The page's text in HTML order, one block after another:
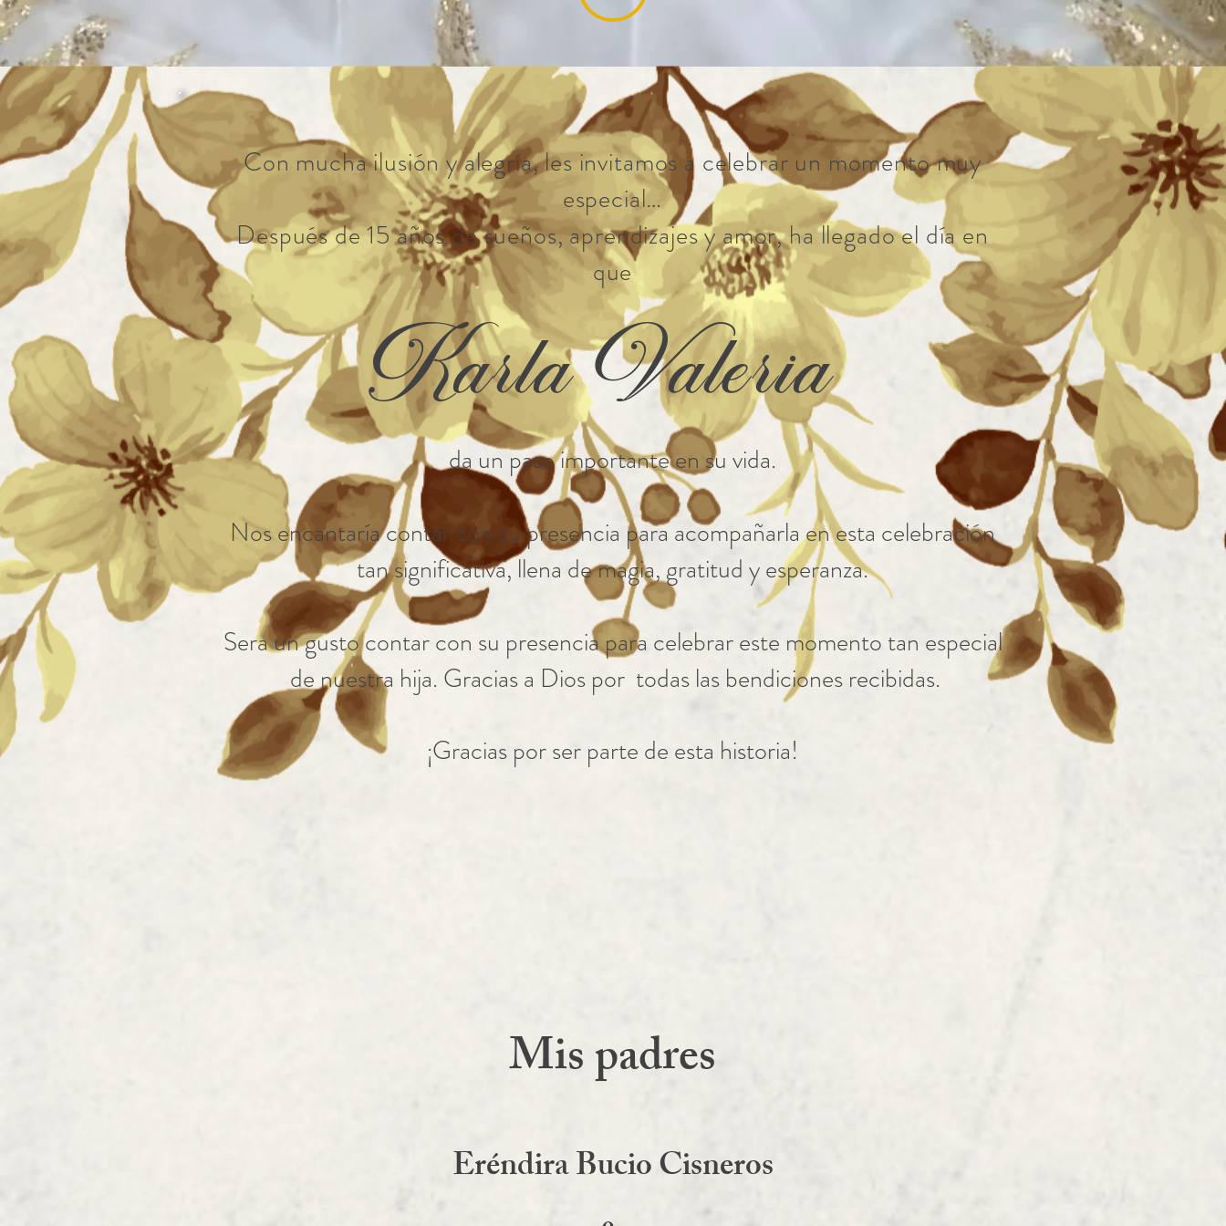
Con mucha ilusión y alegría, les invitamos a celebrar un momento muy
especial…
Después de 15 años de sueños, aprendizajes y amor, ha llegado el día en
que
Karla Valeria
da un paso importante en su vida.
Nos encantaría contar con su presencia para acompañarla en esta celebración
tan significativa, llena de magia, gratitud y esperanza.
Sera un gusto contar con su presencia para celebrar este momento tan especial
de nuestra hija. Gracias a Dios por todas las bendiciones recibidas.
¡Gracias por ser parte de esta historia!
Mis padres
Eréndira Bucio Cisneros